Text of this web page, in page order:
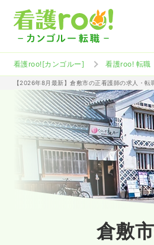
看護roo![カンゴルー] 看護roo! 転職
【2026年8月最新】倉敷市の正看護師の求人・転
倉敷